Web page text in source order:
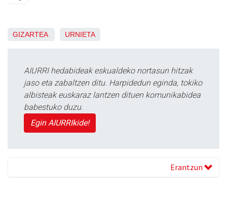
GIZARTEA URNIETA
AIURRI hedabideak eskualdeko nortasun hitzak
jaso eta zabaltzen ditu. Harpidedun eginda, tokiko
albisteak euskaraz lantzen dituen komunikabidea
babestuko duzu.
Egin AIURRIkide!
Erantzun